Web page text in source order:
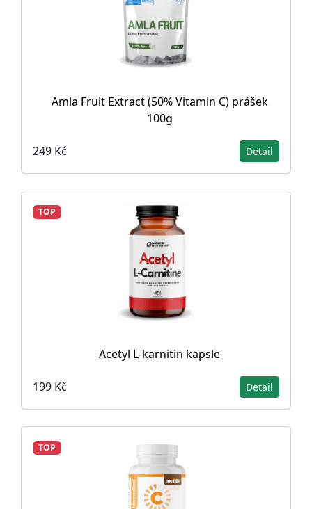
Amla Fruit Extract (50% Vitamin C) prášek
100g
249 Kč Detail
TOP
Acetyl L-karnitin kapsle
199 Kč Detail
TOP